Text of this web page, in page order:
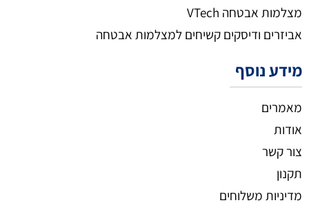
מצלמות אבטחה VTech
אביזרים ודיסקים קשיחים למצלמות אבטחה
מידע נוסף
מאמרים
אודות
צור קשר
תקנון
מדיניות משלוחים